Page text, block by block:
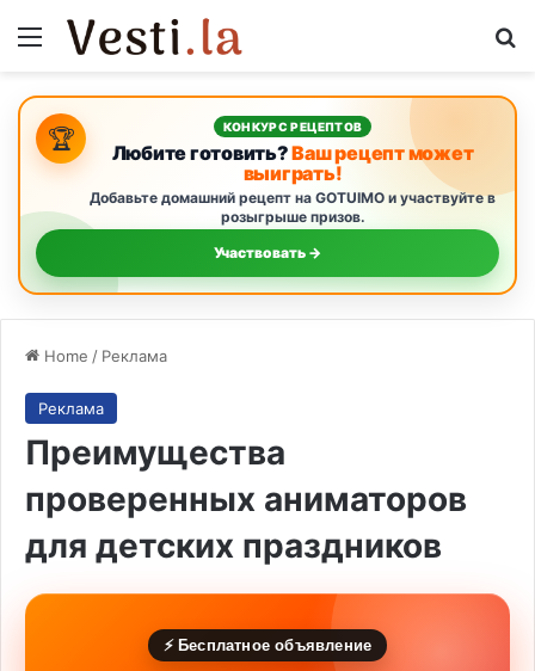
Menu
🏆 КОНКУРС РЕЦЕПТОВ
Любите готовить?Ваш рецепт может
выиграть!
Добавьте домашний рецепт на GOTUIMO и участвуйте в
розыгрыше призов.
Участвовать →
Home / Реклама
Реклама
Преимущества
проверенных аниматоров
для детских праздников
⚡ Бесплатное объявление